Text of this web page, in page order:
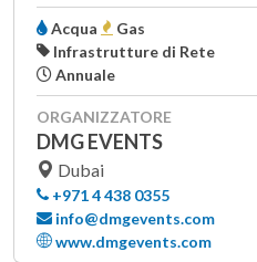
Acqua
Gas
Infrastrutture di Rete
Annuale
ORGANIZZATORE
DMG EVENTS
Dubai
+971 4 438 0355
info@dmgevents.com
www.dmgevents.com